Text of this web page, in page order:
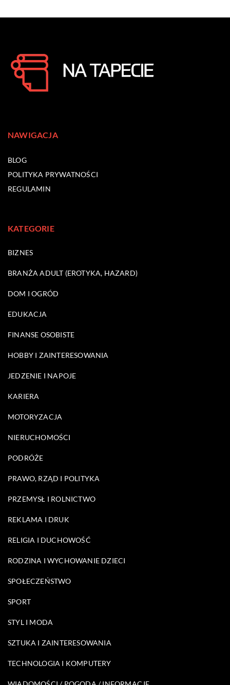
NAWIGACJA
BLOG
POLITYKA PRYWATNOŚCI
REGULAMIN
KATEGORIE
BIZNES
BRANŻA ADULT (EROTYKA, HAZARD)
DOM I OGRÓD
EDUKACJA
FINANSE OSOBISTE
HOBBY I ZAINTERESOWANIA
JEDZENIE I NAPOJE
KARIERA
MOTORYZACJA
NIERUCHOMOŚCI
PODRÓŻE
PRAWO, RZĄD I POLITYKA
PRZEMYSŁ I ROLNICTWO
REKLAMA I DRUK
RELIGIA I DUCHOWOŚĆ
RODZINA I WYCHOWANIE DZIECI
SPOŁECZEŃSTWO
SPORT
STYL I MODA
SZTUKA I ZAINTERESOWANIA
TECHNOLOGIA I KOMPUTERY